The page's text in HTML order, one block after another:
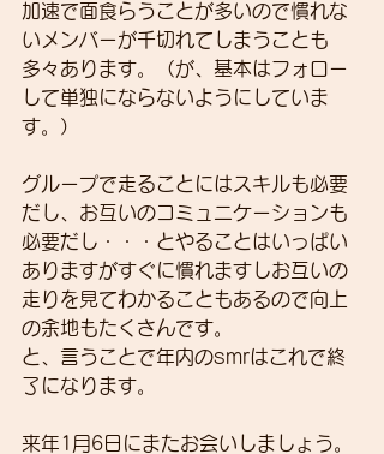
加速で面食らうことが多いので慣れな
いメンバーが千切れてしまうことも
多々あります。（が、基本はフォロー
して単独にならないようにしていま
す。）
グループで走ることにはスキルも必要
だし、お互いのコミュニケーションも
必要だし・・・とやることはいっぱい
ありますがすぐに慣れますしお互いの
走りを見てわかることもあるので向上
の余地もたくさんです。
と、言うことで年内のsmrはこれで終
了になります。
来年1月6日にまたお会いしましょう。